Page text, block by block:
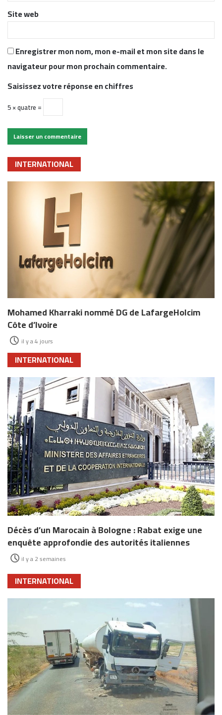
Site web
Enregistrer mon nom, mon e-mail et mon site dans le
navigateur pour mon prochain commentaire.
Saisissez votre réponse en chiffres
5 × quatre =
INTERNATIONAL
Mohamed Kharraki nommé DG de LafargeHolcim
Côte d’Ivoire
il y a 4 jours
INTERNATIONAL
Décès d’un Marocain à Bologne : Rabat exige une
enquête approfondie des autorités italiennes
il y a 2 semaines
INTERNATIONAL